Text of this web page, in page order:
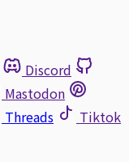
Discord
Mastodon
Threads
Tiktok